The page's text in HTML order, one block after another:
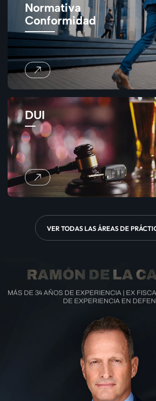
Normativa
Conformidad
DUI
VER TODAS LAS ÁREAS DE
RAMÓN DE LA
MÁS DE 34 AÑOS DE EXPERIENCIA | EX
DE EXPERIENCIA EN